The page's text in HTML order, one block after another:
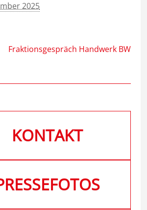
2025
Fraktionsgespräch Handwerk BW
KONTAKT